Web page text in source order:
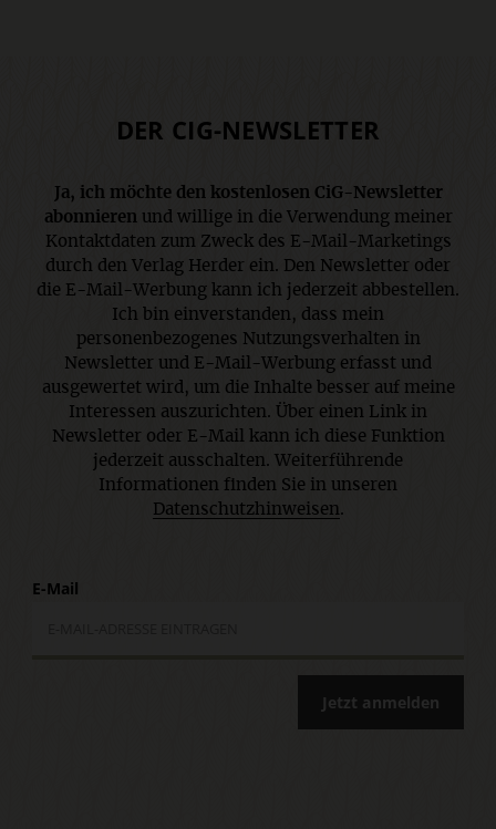
DER CIG-NEWSLETTER
Ja, ich möchte den kostenlosen CiG-Newsletter
abonnierenund willige in die Verwendung meiner
Kontaktdaten zum Zweck des E-Mail-Marketings
durch den Verlag Herder ein. Den Newsletter oder
die E-Mail-Werbung kann ich jederzeit abbestellen.
Ich bin einverstanden, dass mein
personenbezogenes Nutzungsverhalten in
Newsletter und E-Mail-Werbung erfasst und
ausgewertet wird, um die Inhalte besser auf meine
Interessen auszurichten. Über einen Link in
Newsletter oder E-Mail kann ich diese Funktion
jederzeit ausschalten. Weiterführende
Informationen finden Sie in unseren
Datenschutzhinweisen.
E-Mail
Jetzt anmelden